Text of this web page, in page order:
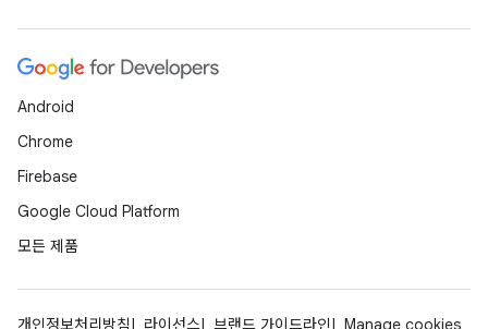
Android
Chrome
Firebase
Google Cloud Platform
모든 제품
개인정보처리방침 라이선스 브랜드 가이드라인 Manage cookies